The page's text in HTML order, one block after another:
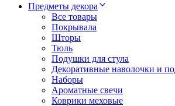
Предметы декора
Все товары
Покрывала
Шторы
Тюль
Подушки для стула
Декоративные наволочки и
Наборы
Ароматные свечи
Коврики меховые